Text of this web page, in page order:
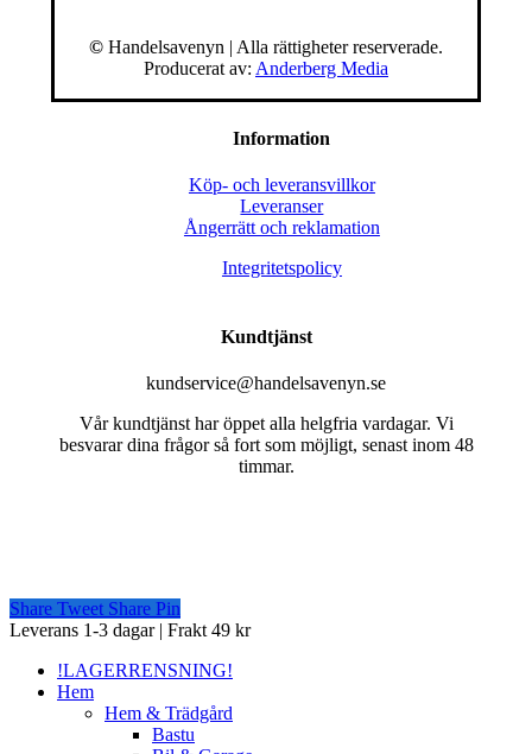
© Handelsavenyn | Alla rättigheter reserverade.
Producerat av: Anderberg Media
Information
Köp- och leveransvillkor
Leveranser
Ångerrätt och reklamation
Integritetspolicy
Kundtjänst
kundservice@handelsavenyn.se
Vår kundtjänst har öppet alla helgfria vardagar. Vi
besvarar dina frågor så fort som möjligt, senast inom 48
timmar.
Share Tweet Share Pin
Close
Leverans 1-3 dagar | Frakt 49 kr
!LAGERRENSNING!
Hem
Hem & Trädgård
Bastu